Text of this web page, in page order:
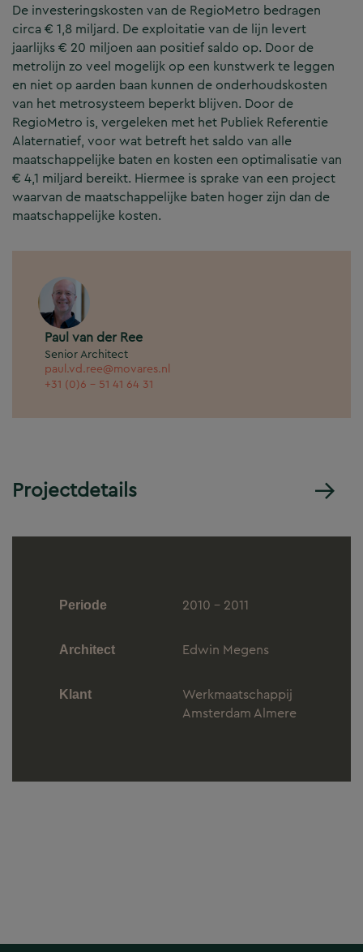
De investeringskosten van de RegioMetro bedragen
circa € 1,8 miljard. De exploitatie van de lijn levert
jaarlijks € 20 miljoen aan positief saldo op. Door de
metrolijn zo veel mogelijk op een kunstwerk te leggen
en niet op aarden baan kunnen de onderhoudskosten
van het metrosysteem beperkt blijven. Door de
RegioMetro is, vergeleken met het Publiek Referentie
Alaternatief, voor wat betreft het saldo van alle
maatschappelijke baten en kosten een optimalisatie van
€ 4,1 miljard bereikt. Hiermee is sprake van een project
waarvan de maatschappelijke baten hoger zijn dan de
maatschappelijke kosten.
Paul van der Ree
Senior Architect
paul.vd.ree@movares.nl
+31 (0)6 - 51 41 64 31
Projectdetails
Periode 2010 - 2011
Architect Edwin Megens
Klant
Werkmaatschappij
Amsterdam Almere